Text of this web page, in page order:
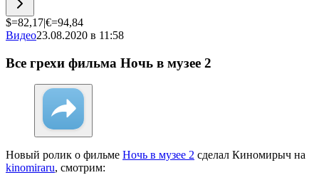
$=82,17|€=94,84
Видео23.08.2020 в 11:58
Все грехи фильма Ночь в музее 2
Новый ролик о фильме Ночь в музее 2 сделал Киномирыч на
kinomiraru, смотрим: